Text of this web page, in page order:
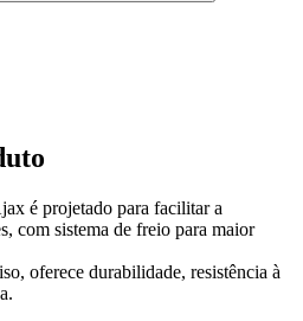
é projetado para facilitar a
com sistema de freio para maior
oferece durabilidade, resistência à